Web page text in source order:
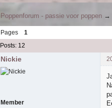
Poppenforum - passie voor poppen →
Pages 1
Posts: 12
Nickie
Member